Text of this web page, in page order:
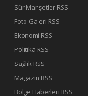
Sür Manşetler RSS
Foto-Galeri RSS
Ekonomi RSS
Politika RSS
Sağlık RSS
Magazin RSS
Bölge Haberleri RSS